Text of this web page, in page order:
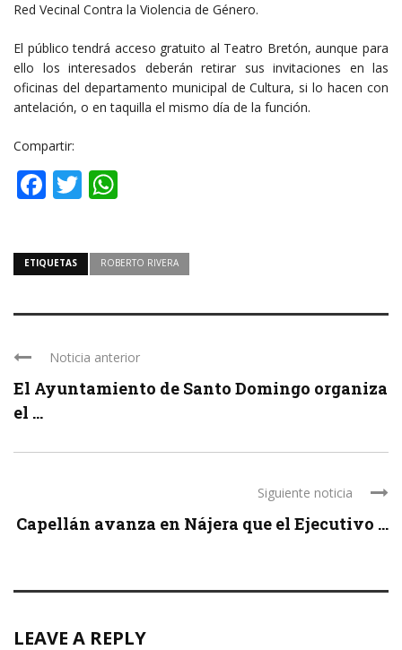
Red Vecinal Contra la Violencia de Género.
El público tendrá acceso gratuito al Teatro Bretón, aunque para
ello los interesados deberán retirar sus invitaciones en las
oficinas del departamento municipal de Cultura, si lo hacen con
antelación, o en taquilla el mismo día de la función.
Compartir:
Facebook
Twitter
ETIQUETAS ROBERTO RIVERA
Noticia anterior
El Ayuntamiento de Santo Domingo organiza
el ...
Siguiente noticia
Capellán avanza en Nájera que el Ejecutivo ...
LEAVE A REPLY